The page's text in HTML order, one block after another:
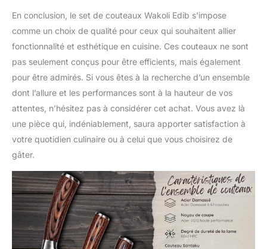
prise en main sûre et
préviennent la fatigue. La
géométrie du manche et
bien aux gauchers
qu'aux droitiers. Son
design élégant allie
esthétique et
fonctionnalité, apportant
confort et style à votre
cuisine. CADEAU IDÉAL:
pour les passionnés de
cuisine et constitue
également un excellent
choix pour une première
installation. Présenté
dans une boîte cadeau
En conclusion, le set de couteaux Wakoli Edib s’impose
comme un choix de qualité pour ceux qui souhaitent allier
fonctionnalité et esthétique en cuisine. Ces couteaux ne sont
pas seulement conçus pour être efficients, mais également
pour être admirés. Si vous êtes à la recherche d’un ensemble
dont l’allure et les performances sont à la hauteur de vos
attentes, n’hésitez pas à considérer cet achat. Vous avez là
une pièce qui, indéniablement, saura apporter satisfaction à
votre quotidien culinaire ou à celui que vous choisirez de
gâter.